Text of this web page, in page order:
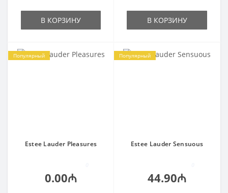
В КОРЗИНУ В КОРЗИНУ
Популярный
Estee Lauder Pleasures
0.00₼
Популярный
Estee Lauder Sensuous
44.90₼